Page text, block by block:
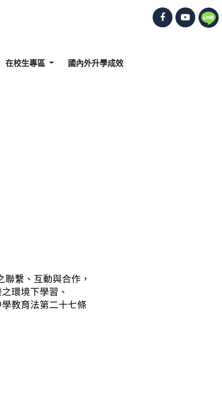
在校生專區 國內外升學成效
繫、互動與合作，
環境下學習、
教育法第二十七條